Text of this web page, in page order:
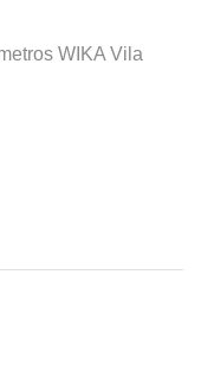
WIKA Vila